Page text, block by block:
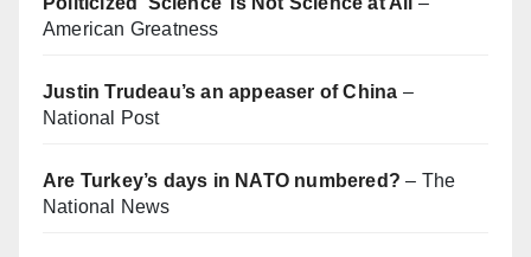
American Greatness
Justin Trudeau’s an appeaser of China –
National Post
Are Turkey’s days in NATO numbered? – The
National News